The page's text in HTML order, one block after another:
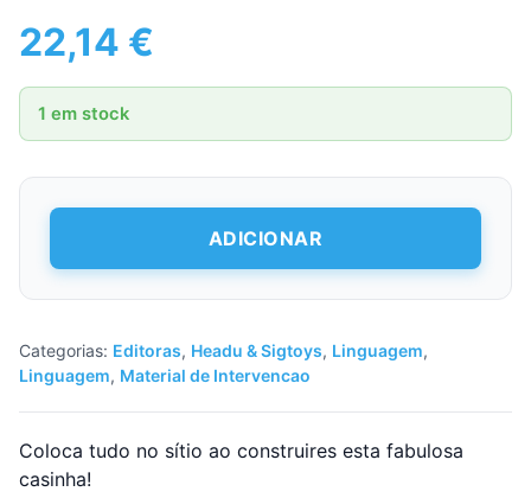
22,14 €
1 em stock
Quantidade
Puzzle
Little
House
ADICIONAR
Categorias: Editoras, Headu & Sigtoys, Linguagem,
Linguagem, Material de Intervencao
Coloca tudo no sítio ao construires esta fabulosa
casinha!